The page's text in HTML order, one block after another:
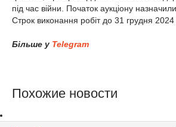
під час війни. Початок аукціону
Строк виконання робіт до 31 грудня 2024
Більше у Telegram
Похожие новости